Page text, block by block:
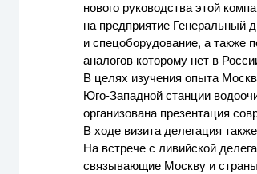
нового руководства этой
на предприятие Генеральный
и спецоборудование, а также
аналогов которому нет в
В целях изучения опыта
Юго-Западнойстанции
организована презентация
В ходе визита делегация
На встрече с ливийской
связывающие Москву и